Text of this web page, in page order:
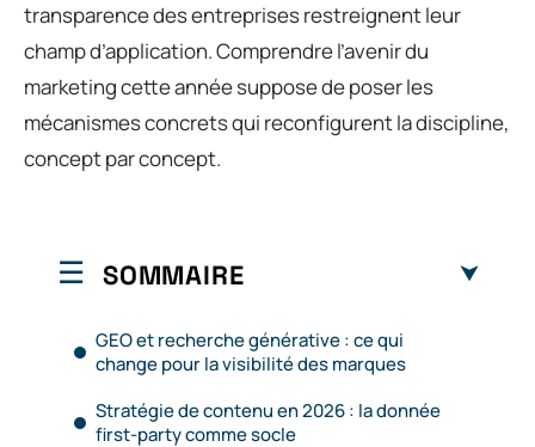
transparence des entreprises restreignent leur
champ d’application. Comprendre l’avenir du
marketing cette année suppose de poser les
mécanismes concrets qui reconfigurent la discipline,
concept par concept.
SOMMAIRE
GEO et recherche générative : ce qui
change pour la visibilité des marques
Stratégie de contenu en 2026 : la donnée
first-party comme socle